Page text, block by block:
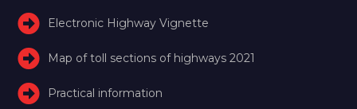
Electronic Highway Vignette
Map of toll sections of highways 2021
Practical information